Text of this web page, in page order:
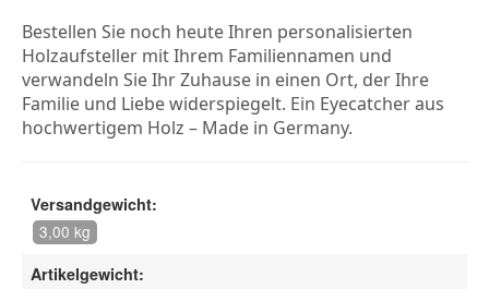
Bestellen Sie noch heute Ihren personalisierten
Holzaufsteller mit Ihrem Familiennamen und
verwandeln Sie Ihr Zuhause in einen Ort, der Ihre
Familie und Liebe widerspiegelt. Ein Eyecatcher aus
hochwertigem Holz – Made in Germany.
Versandgewicht:
3,00 kg
Artikelgewicht: